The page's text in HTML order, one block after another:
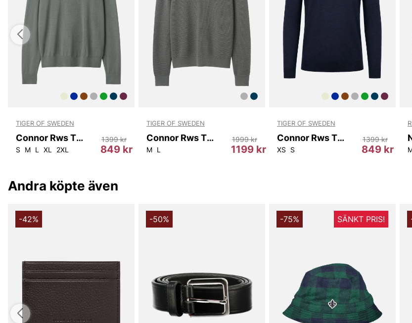
de
ett
TIGER OF SWEDEN
Connor Rws T68915 004
S M L XL 2XL 849 kr
1399 kr
TIGER OF SWEDEN
Connor Rws T00007 004
M L 1199 kr
1999 kr
TIGER OF SWEDEN
Connor Rws T68915 284
XS S 849 kr
1399 kr
Andra köpte även
-42% -50% -75% SÄNKT PRIS!